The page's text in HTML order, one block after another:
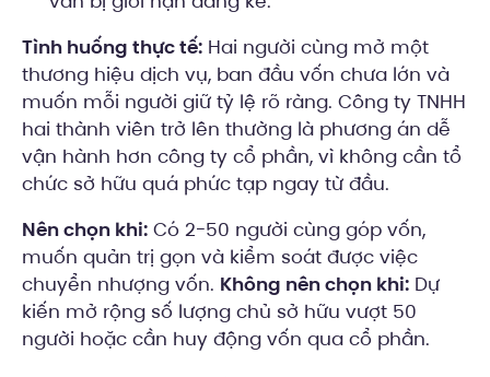
Tình huống thực tế: Hai người cùng mở một
thương hiệu dịch vụ, ban đầu vốn chưa lớn và
muốn mỗi người giữ tỷ lệ rõ ràng. Công ty TNHH
hai thành viên trở lên thường là phương án dễ
vận hành hơn công ty cổ phần, vì không cần tổ
chức sở hữu quá phức tạp ngay từ đầu.
Nên chọn khi: Có 2-50 người cùng góp vốn,
muốn quản trị gọn và kiểm soát được việc
chuyển nhượng vốn. Không nên chọn khi: Dự
kiến mở rộng số lượng chủ sở hữu vượt 50
người hoặc cần huy động vốn qua cổ phần.